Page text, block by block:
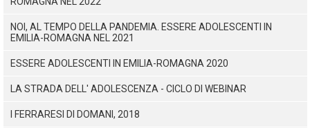
NOI, AL TEMPO DELLA PANDEMIA. ESSERE ADOLESCENTI IN
EMILIA-ROMAGNA NEL 2021
ESSERE ADOLESCENTI IN EMILIA-ROMAGNA 2020
LA STRADA DELL' ADOLESCENZA - CICLO DI WEBINAR
I FERRARESI DI DOMANI, 2018